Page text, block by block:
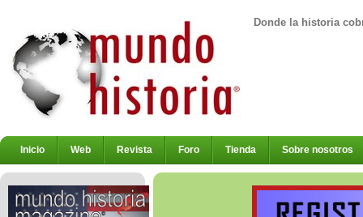
Donde la historia
Inicio Web Revista Foro Tienda Sobre nosotros